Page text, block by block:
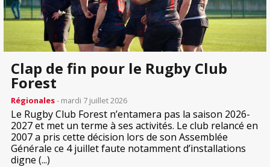
Clap de fin pour le Rugby Club
Forest
Régionales- mardi 7 juillet 2026
Le Rugby Club Forest n’entamera pas la saison 2026-
2027 et met un terme à ses activités. Le club relancé en
2007 a pris cette décision lors de son Assemblée
Générale ce 4 juillet faute notamment d’installations
digne (...)